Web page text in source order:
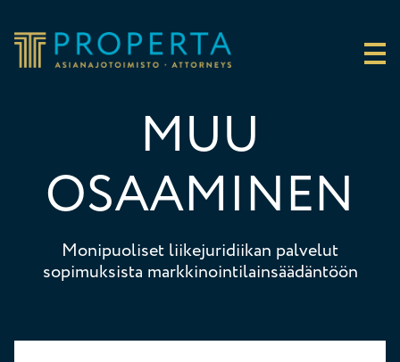
Properta
MUU
OSAAMINEN
Monipuoliset liikejuridiikan palvelut
sopimuksista markkinointilainsäädäntöön